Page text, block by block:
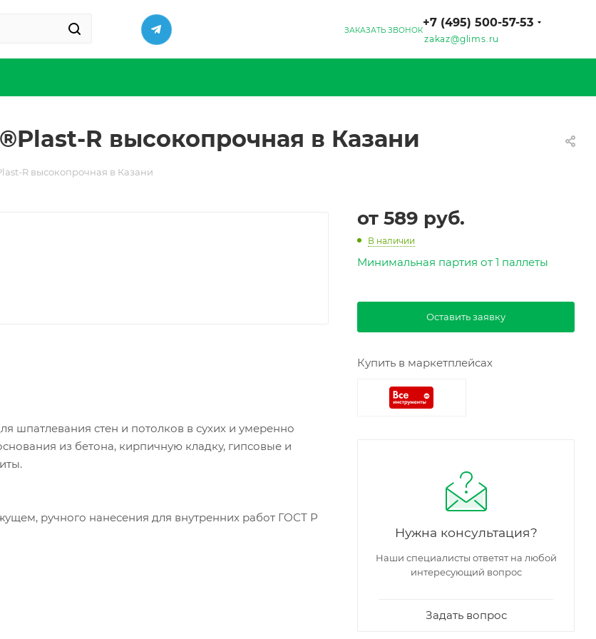
ЗАКАЗАТЬ ЗВОНОК
+7 (495) 500-57-53
zakaz@glims.ru
R высокопрочная в Казани
R высокопрочная в Казани
шпатлевания стен и потолков в сухих и умеренно
из бетона, кирпичную кладку, гипсовые и
ручного нанесения для внутренних работ ГОСТ Р
от 589 руб.
В наличии
Минимальная партия от 1 паллеты
Оставить заявку
Купить в маркетплейсах
Нужна консультация?
Наши специалисты ответят на любой
интересующий вопрос
Задать вопрос